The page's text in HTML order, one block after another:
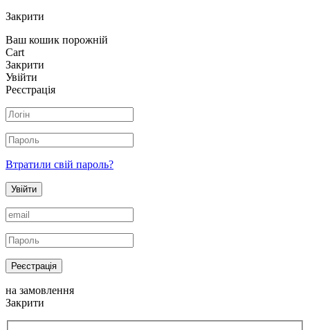
Закрити
Ваш кошик порожній
Cart
Закрити
Увійти
Реєстрація
Втратили свій пароль?
Увійти
Реєстрація
на замовлення
Закрити